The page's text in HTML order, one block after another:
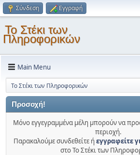
Σύνδεση Εγγραφή
Το Στέκι των
Πληροφορικών
Main Menu
Το Στέκι των Πληροφορικών
Προσοχή!
Μόνο εγγεγραμμένα μέλη μπορούν να
περιοχή.
Παρακαλούμε συνδεθείτε ήεγγραφείτε
στο Το Στέκι των